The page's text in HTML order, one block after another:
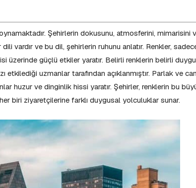
Şehirlerin dokusunu, atmosferini, mimarisini
vardır ve bu dil, şehirlerin ruhunu anlatır. Renkler,
üzerinde güçlü etkiler yaratır. Belirli renklerin belirli
etkilediği uzmanlar tarafından açıklanmıştır. Parlak ve
huzur ve dinginlik hissi yaratır. Şehirler, renklerin bu
biri ziyaretçilerine farklı duygusal yolculuklar sunar.